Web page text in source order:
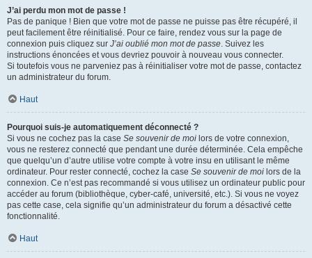
J’ai perdu mon mot de passe !
Pas de panique ! Bien que votre mot de passe ne puisse pas être récupéré, il
peut facilement être réinitialisé. Pour ce faire, rendez vous sur la page de
connexion puis cliquez sur J’ai oublié mon mot de passe. Suivez les
instructions énoncées et vous devriez pouvoir à nouveau vous connecter.
Si toutefois vous ne parveniez pas à réinitialiser votre mot de passe, contactez
un administrateur du forum.
Haut
Pourquoi suis-je automatiquement déconnecté ?
Si vous ne cochez pas la case Se souvenir de moi lors de votre connexion,
vous ne resterez connecté que pendant une durée déterminée. Cela empêche
que quelqu’un d’autre utilise votre compte à votre insu en utilisant le même
ordinateur. Pour rester connecté, cochez la case Se souvenir de moi lors de la
connexion. Ce n’est pas recommandé si vous utilisez un ordinateur public pour
accéder au forum (bibliothèque, cyber-café, université, etc.). Si vous ne voyez
pas cette case, cela signifie qu’un administrateur du forum a désactivé cette
fonctionnalité.
Haut